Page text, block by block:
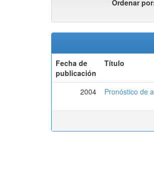
Ordenar
Fecha de
publicación
Título
2004 Pronóstico de